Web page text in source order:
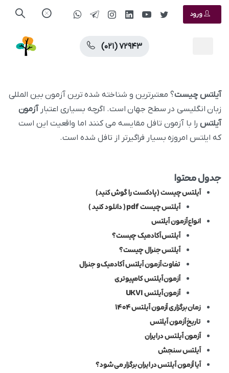
ورود
(۰۲۱) ۷۲۹۴۳
آیلتس چیست؟ معتبرترین و شناخته‌ شده‌ ترین آزمون بین‌ المللی
زبان انگلیسی در سطح جهان است. اگرچه بسیاری اعتبارآزمون
آیلتس را با آزمون تافل مقایسه می‌ کنند اما واقعیت این است
که ایلتس امروزه بسیار فراگیرتر از تافل شده است.
جدول محتوا
آیلتس چیست (پادکست را گوش کنید)
آیلتس چیست pdf ( دانلود کنید )
انواع آزمون آیلتس
آیلتس آکادمیک چیست؟
آیلتس جنرال چیست؟
تفاوت آزمون آیلتس آکادمیک و جنرال
آزمون آیلتس کامپیوتری
آزمون آیلتس UKVI
زمان برگزاری آزمون آیلتس ۱۴۰۴
تاریخ آزمون آیلتس
آزمون آیلتس در ایران
آیلتس سنجش
آیا آزمون آیلتس در ایران برگزار می شود؟